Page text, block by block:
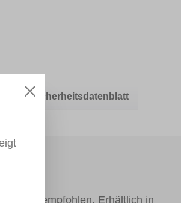
Sicherheitsdatenblatt
empfohlen. Erhältlich in